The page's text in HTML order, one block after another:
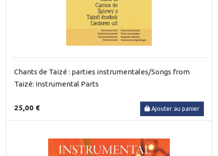
Chants de Taizé : parties instrumentales/Songs from
Taizé: Instrumental Parts
25,00 € Ajouter au panier